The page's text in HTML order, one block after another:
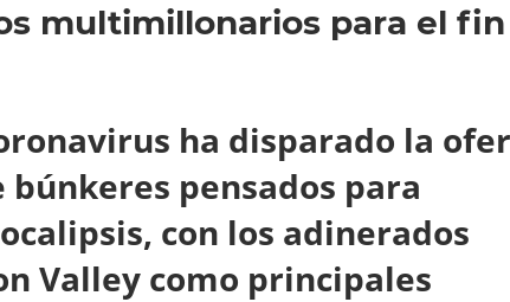
multimillonarios para el
ha disparado la
búnkeres pensados para
con los adinerados
Valley como principales